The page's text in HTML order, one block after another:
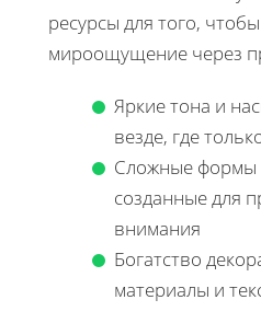
ресурсы для того,
мироощущение через
Яркие тона и
везде, где
Сложные формы
созданные для
внимания
Богатство
материалы и